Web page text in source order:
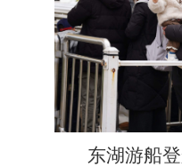
东湖游船